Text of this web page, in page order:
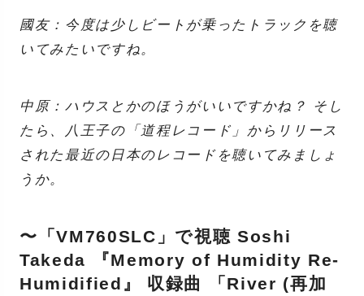
國友：今度は少しビートが乗ったトラックを聴
いてみたいですね。
中原：ハウスとかのほうがいいですかね？ そし
たら、八王子の「道程レコード」からリリース
された最近の日本のレコードを聴いてみましょ
うか。
〜「VM760SLC」で視聴 Soshi
Takeda 『Memory of Humidity Re​-​
Humidified』 収録曲 「River (再加